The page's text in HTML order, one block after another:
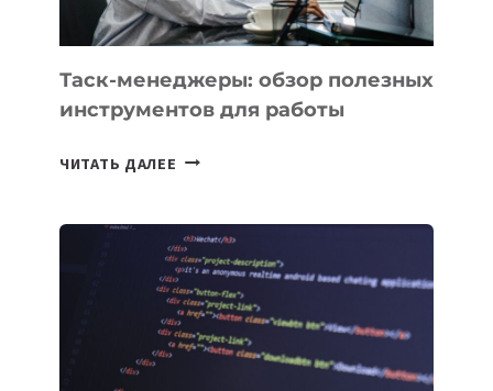
Таск-менеджеры: обзор полезных
инструментов для работы
ЧИТАТЬ ДАЛЕЕ ТАСК-
ПОЛЕЗНЫХ
ИНСТРУМЕНТОВ
ДЛЯ
РАБОТЫ